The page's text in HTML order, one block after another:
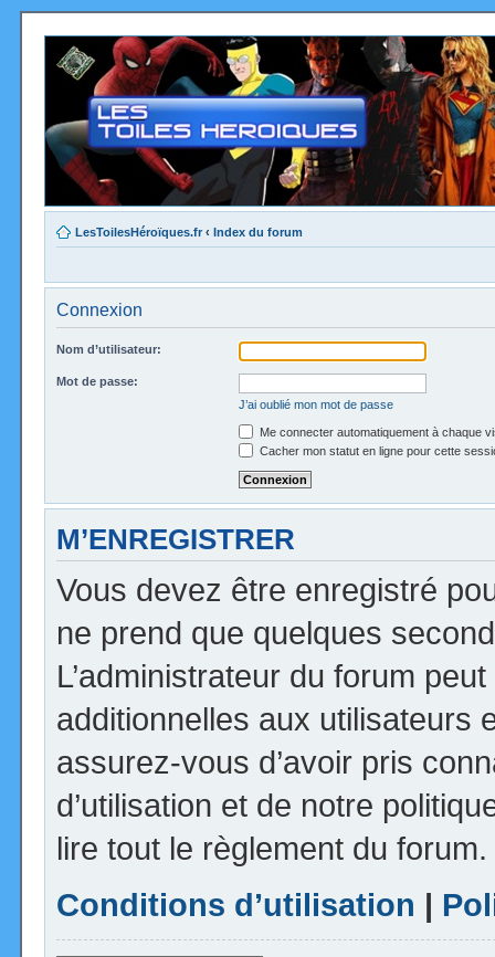
LesToilesHéroïques.fr ‹ Index du forum
Connexion
Nom d’utilisateur:
Mot de passe:
J’ai oublié mon mot de passe
Me connecter automatiquement à chaque
Cacher mon statut en ligne pour cette
M’ENREGISTRER
Vous devez être enregistré
ne prend que quelques
L’administrateur du forum
additionnelles aux utilisateurs
assurez-vous d’avoir pris
d’utilisation et de notre
lire tout le règlement du forum.
Conditions d’utilisation |